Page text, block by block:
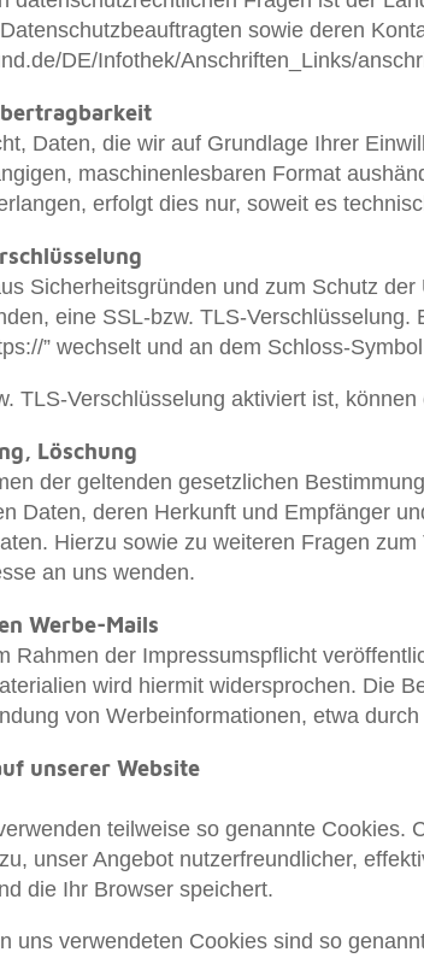
sowie deren
DE/Infothek/Anschriften_Links/
Daten, die wir auf Grundlage Ihrer
maschinenlesbaren Format
erfolgt dies nur, soweit es
Sicherheitsgründen und zum Schutz
eine SSL-bzw. TLS-
” wechselt und an dem Schloss-
TLS-Verschlüsselung aktiviert ist,
Löschung
der geltenden gesetzlichen
Daten, deren Herkunft und Empfänger
Hierzu sowie zu weiteren Fragen
an uns wenden.
Werbe-Mails
Rahmen der Impressumspflicht
wird hiermit widersprochen. Die
von Werbeinformationen, etwa
unserer Website
teilweise so genannte
unser Angebot nutzerfreundlicher,
die Ihr Browser speichert.
uns verwendeten Cookies sind so